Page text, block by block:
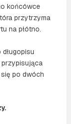
końcówce
przytrzyma
na płótno.
przypisująca
po dwóch